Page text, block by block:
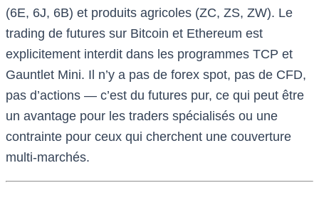
(6E, 6J, 6B) et produits agricoles (ZC, ZS, ZW). Le
trading de futures sur Bitcoin et Ethereum est
explicitement interdit dans les programmes TCP et
Gauntlet Mini. Il n’y a pas de forex spot, pas de CFD,
pas d’actions — c’est du futures pur, ce qui peut être
un avantage pour les traders spécialisés ou une
contrainte pour ceux qui cherchent une couverture
multi-marchés.